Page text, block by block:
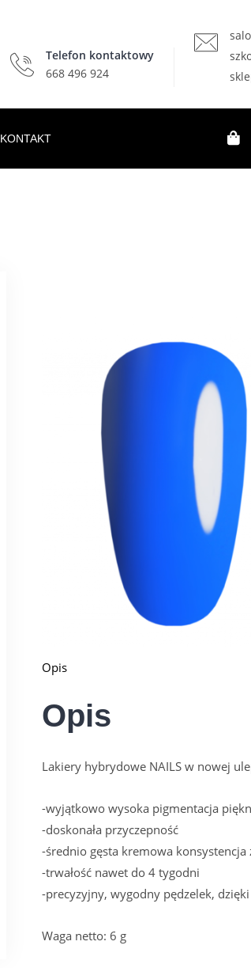
Telefon kontaktowy
668 496 924
KONTAKT
Opis
Opis
Lakiery hybrydowe NAILS w nowej
-wyjątkowo wysoka pigmentacja
-doskonała przyczepność
-średnio gęsta kremowa konsystencja
-trwałość nawet do 4 tygodni
-precyzyjny, wygodny pędzelek,
Waga netto: 6 g